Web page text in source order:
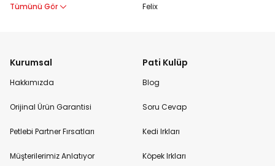
Tümünü Gör
Felix
Kurumsal
Hakkımızda
Orijinal Ürün Garantisi
Petlebi Partner Fırsatları
Müşterilerimiz Anlatıyor
Pati Kulüp
Blog
Soru Cevap
Kedi Irkları
Köpek Irkları